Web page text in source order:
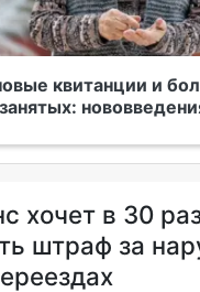
квитанции и
хочет в 30
штраф за